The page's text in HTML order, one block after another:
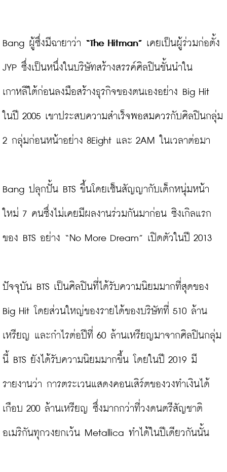
Bang ผู้ซึ่งมีฉายาว่า “The Hitman” เคยเป็นผู้ร่วมก่อตั้ง
JYP ซึ่งเป็นหนึ่งในบริษัทสร้างสรรค์ศิลปินชั้นนำใน
เกาหลีใต้ก่อนลงมือสร้างธุรกิจของตนเองอย่าง Big Hit
ในปี 2005 เขาประสบความสำเร็จพอสมควรกับศิลปินกลุ่ม
2 กลุ่มก่อนหน้าอย่าง 8Eight และ 2AM ในเวลาต่อมา
Bang ปลุกปั้น BTS ขึ้นโดยเซ็นสัญญากับเด็กหนุ่มหน้า
ใหม่ 7 คนซึ่งไม่เคยมีผลงานร่วมกันมาก่อน ซิงเกิลแรก
ของ BTS อย่าง “No More Dream” เปิดตัวในปี 2013
ปัจจุบัน BTS เป็นศิลปินที่ได้รับความนิยมมากที่สุดของ
Big Hit โดยส่วนใหญ่ของรายได้ของบริษัทที่ 510 ล้าน
เหรียญ และกำไรต่อปีที่ 60 ล้านเหรียญมาจากศิลปินกลุ่ม
นี้ BTS ยังได้รับความนิยมมากขึ้น โดยในปี 2019 มี
รายงานว่า การตระเวนแสดงคอนเสิร์ตของวงทำเงินได้
เกือบ 200 ล้านเหรียญ ซึ่งมากกว่าที่วงดนตรีสัญชาติ
อเมริกันทุกวงยกเว้น Metallica ทำได้ในปีเดียวกันนั้น